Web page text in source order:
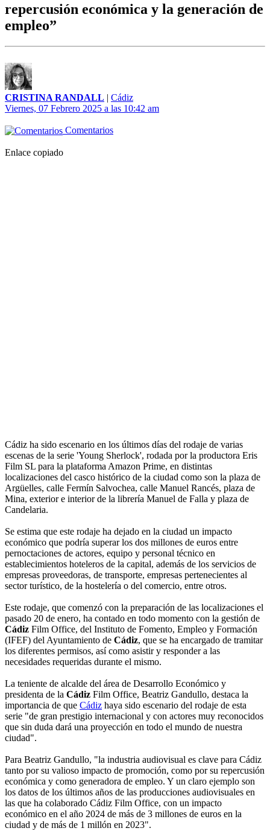
repercusión económica y la generación de
empleo”
CRISTINA RANDALL | Cádiz
Viernes, 07 Febrero 2025 a las 10:42 am
Comentarios
Enlace copiado
Cádiz ha sido escenario en los últimos días del rodaje de varias
escenas de la serie 'Young Sherlock', rodada por la productora Eris
Film SL para la plataforma Amazon Prime, en distintas
localizaciones del casco histórico de la ciudad como son la plaza de
Argüelles, calle Fermín Salvochea, calle Manuel Rancés, plaza de
Mina, exterior e interior de la librería Manuel de Falla y plaza de
Candelaria.
Se estima que este rodaje ha dejado en la ciudad un impacto
económico que podría superar los dos millones de euros entre
pernoctaciones de actores, equipo y personal técnico en
establecimientos hoteleros de la capital, además de los servicios de
empresas proveedoras, de transporte, empresas pertenecientes al
sector turístico, de la hostelería o del comercio, entre otros.
Este rodaje, que comenzó con la preparación de las localizaciones el
pasado 20 de enero, ha contado en todo momento con la gestión de
Cádiz Film Office, del Instituto de Fomento, Empleo y Formación
(IFEF) del Ayuntamiento de Cádiz, que se ha encargado de tramitar
los diferentes permisos, así como asistir y responder a las
necesidades requeridas durante el mismo.
La teniente de alcalde del área de Desarrollo Económico y
presidenta de la Cádiz Film Office, Beatriz Gandullo, destaca la
importancia de que Cádiz haya sido escenario del rodaje de esta
serie "de gran prestigio internacional y con actores muy reconocidos
que sin duda dará una proyección en todo el mundo de nuestra
ciudad".
Para Beatriz Gandullo, "la industria audiovisual es clave para Cádiz
tanto por su valioso impacto de promoción, como por su repercusión
económica y como generadora de empleo. Y un claro ejemplo son
los datos de los últimos años de las producciones audiovisuales en
las que ha colaborado Cádiz Film Office, con un impacto
económico en el año 2024 de más de 3 millones de euros en la
ciudad y de más de 1 millón en 2023".